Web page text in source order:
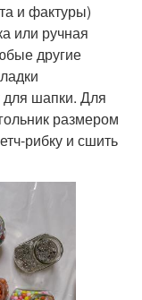
и фактуры)
или ручная
другие
для шапки. Для
размером
рибку и сшить